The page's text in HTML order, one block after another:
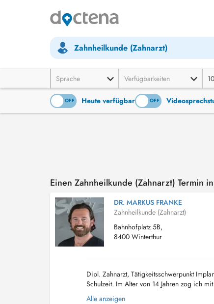
Zahnheilkunde (Zahnarzt)
Sprache Verfügbarkeiten
OFF Heute verfügbar
ON OFF
Einen Zahnheilkunde (Zahnarzt) Termin
DR. MARKUS FRANKE
Zahnheilkunde (Zahnarzt)
Bahnhofplatz 5B,
8400 Winterthur
Dipl. Zahnarzt, Tätigkeitsschwerpunkt
Schulzeit. Im Alter von 14 Jahren zog ich
begann ich mein Zahnmedizinstudium
Alle anzeigen